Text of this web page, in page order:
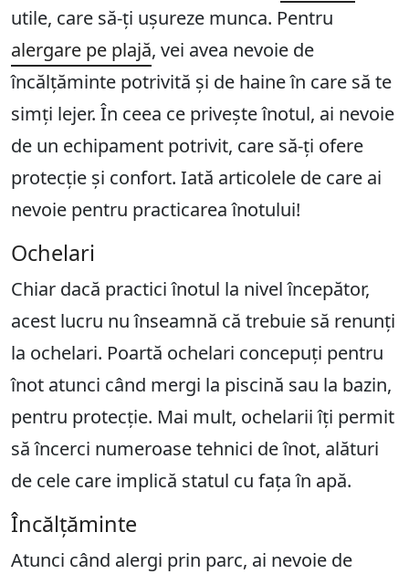
utile, care să-ți ușureze munca. Pentru
alergare pe plajă, vei avea nevoie de
încălțăminte potrivită și de haine în care să te
simți lejer. În ceea ce privește înotul, ai nevoie
de un echipament potrivit, care să-ți ofere
protecție și confort. Iată articolele de care ai
nevoie pentru practicarea înotului!
Ochelari
Chiar dacă practici înotul la nivel începător,
acest lucru nu înseamnă că trebuie să renunți
la ochelari. Poartă ochelari concepuți pentru
înot atunci când mergi la piscină sau la bazin,
pentru protecție. Mai mult, ochelarii îți permit
să încerci numeroase tehnici de înot, alături
de cele care implică statul cu fața în apă.
Încălțăminte
Atunci când alergi prin parc, ai nevoie de